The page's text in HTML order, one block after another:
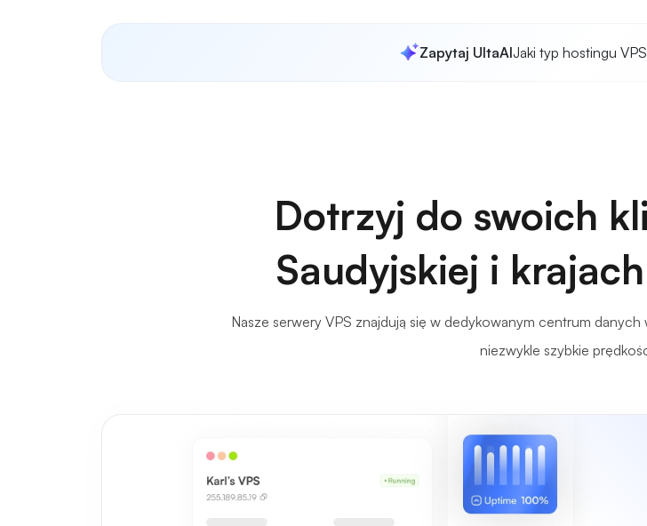
Zapytaj UltaAIJaki typ hostingu
Dotrzyj do swoich
Saudyjskiej i
Nasze serwery VPS znajdują się w dedykowanym centrum
niezwykle szybkie